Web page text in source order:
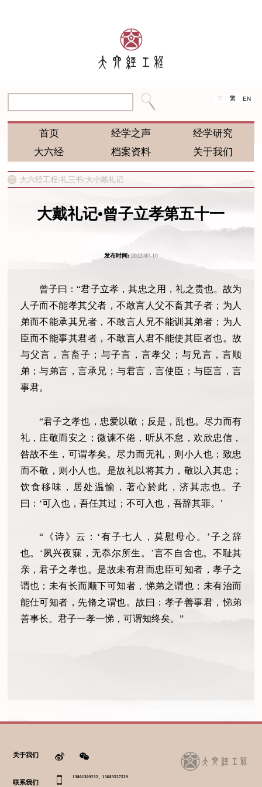
简 繁 EN
首页 经学之声
经学研究
大六经
档案资料 关于我们
大六经工程/礼三书/大小戴礼记
大戴礼记•曾子立孝第五十一
发布时间:2022-07-10
曾子曰：“君子立孝，其忠之用，礼之贵也。故为
人子而不能孝其父者，不敢言人父不畜其子者；为人
弟而不能承其兄者，不敢言人兄不能训其弟者；为人
臣而不能事其君者，不敢言人君不能使其臣者也。故
与父言，言畜子；与子言，言孝父；与兄言，言顺
弟；与弟言，言承兄；与君言，言使臣；与臣言，言
事君。
“君子之孝也，忠爱以敬；反是，乱也。尽力而有
礼，庄敬而安之；微谏不倦，听从不怠，欢欣忠信，
咎故不生，可谓孝矣。尽力而无礼，则小人也；致忠
而不敬，则小人也。是故礼以将其力，敬以入其忠；
饮食移味，居处温愉，著心於此，济其志也。子
曰：‘可入也，吾任其过；不可入也，吾辞其罪。’
“《诗》云：‘有子七人，莫慰母心。’子之辞
也。‘夙兴夜寐，无忝尔所生。’言不自舍也。不耻其
亲，君子之孝也。是故未有君而忠臣可知者，孝子之
谓也；未有长而顺下可知者，悌弟之谓也；未有治而
能仕可知者，先脩之谓也。故曰：孝子善事君，悌弟
善事长。君子一孝一悌，可谓知终矣。”
关于我们
联系我们
13801309232、13683537539